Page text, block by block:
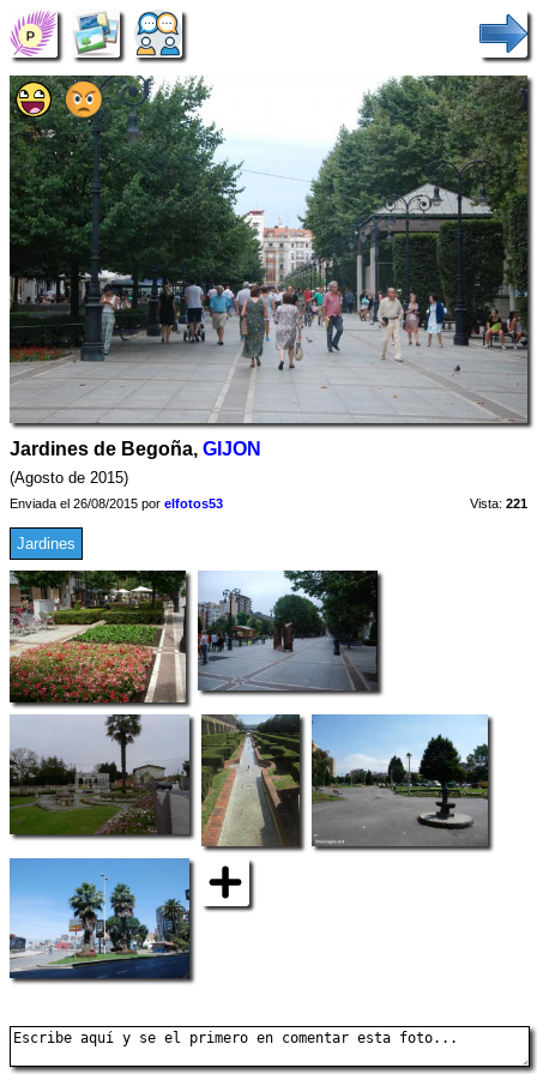
Jardines de Begoña, GIJON
(Agosto de 2015)
Enviada el 26/08/2015 por elfotos53 Vista: 221
Jardines